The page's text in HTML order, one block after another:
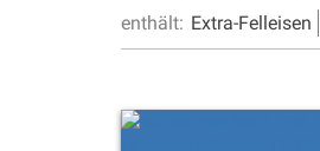
enthält: Extra-Felleisen